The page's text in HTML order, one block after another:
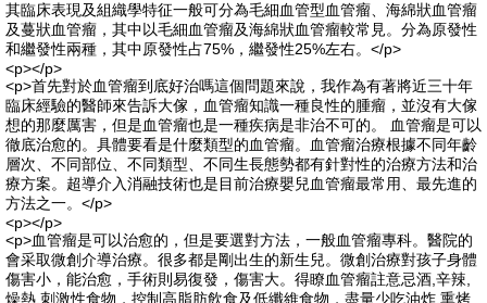
其臨床表現及組織學特征一般可分為毛細血管型血管瘤、海綿狀血管瘤
及蔓狀血管瘤，其中以毛細血管瘤及海綿狀血管瘤較常見。分為原發性
和繼發性兩種，其中原發性占75%，繼發性25%左右。</p>
<p></p>
<p>首先對於血管瘤到底好治嗎這個問題來說，我作為有著將近三十年
臨床經驗的醫師來告訴大傢，血管瘤知識一種良性的腫瘤，並沒有大傢
想的那麼厲害，但是血管瘤也是一種疾病是非治不可的。 血管瘤是可以
徹底治愈的。具體要看是什麼類型的血管瘤。血管瘤治療根據不同年齡
層次、不同部位、不同類型、不同生長態勢都有針對性的治療方法和治
療方案。超導介入消融技術也是目前治療嬰兒血管瘤最常用、最先進的
方法之一。</p>
<p></p>
<p>血管瘤是可以治愈的，但是要選對方法，一般血管瘤專科。醫院的
會采取微創介導治療。很多都是剛出生的新生兒。微創治療對孩子身體
傷害小，能治愈，手術則易復發，傷害大。得瞭血管瘤註意忌酒,辛辣,
燥熱,刺激性食物，控制高脂肪飲食及低纖維食物，盡量少吃油炸,熏烤